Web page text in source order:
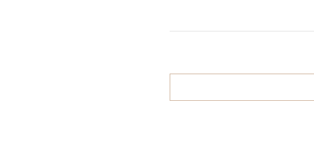
대략 27만원입니다. 그렇지만 이 카